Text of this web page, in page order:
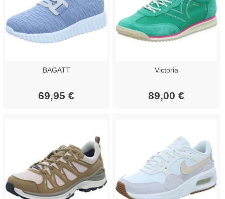
BAGATT
69,95 €
Victoria
89,00 €